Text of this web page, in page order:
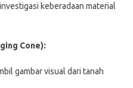
keberadaan material
Cone):
gambar visual dari tanah